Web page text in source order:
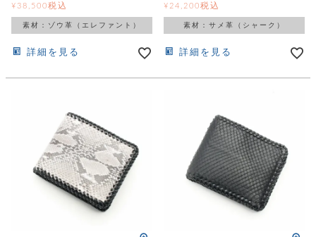
¥ 38,500税込
素材：ゾウ革（エレファント）
詳細を見る
¥ 24,200税込
素材：サメ革（シャーク）
詳細を見る